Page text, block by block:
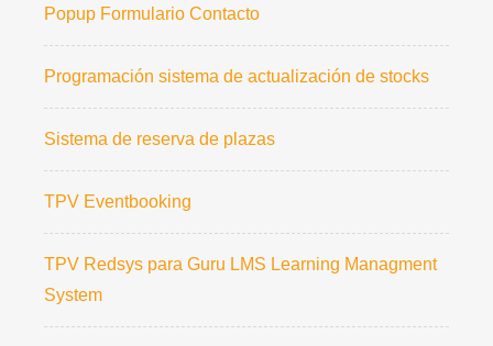
Popup Formulario Contacto
Programación sistema de actualización de stocks
Sistema de reserva de plazas
TPV Eventbooking
TPV Redsys para Guru LMS Learning Managment
System